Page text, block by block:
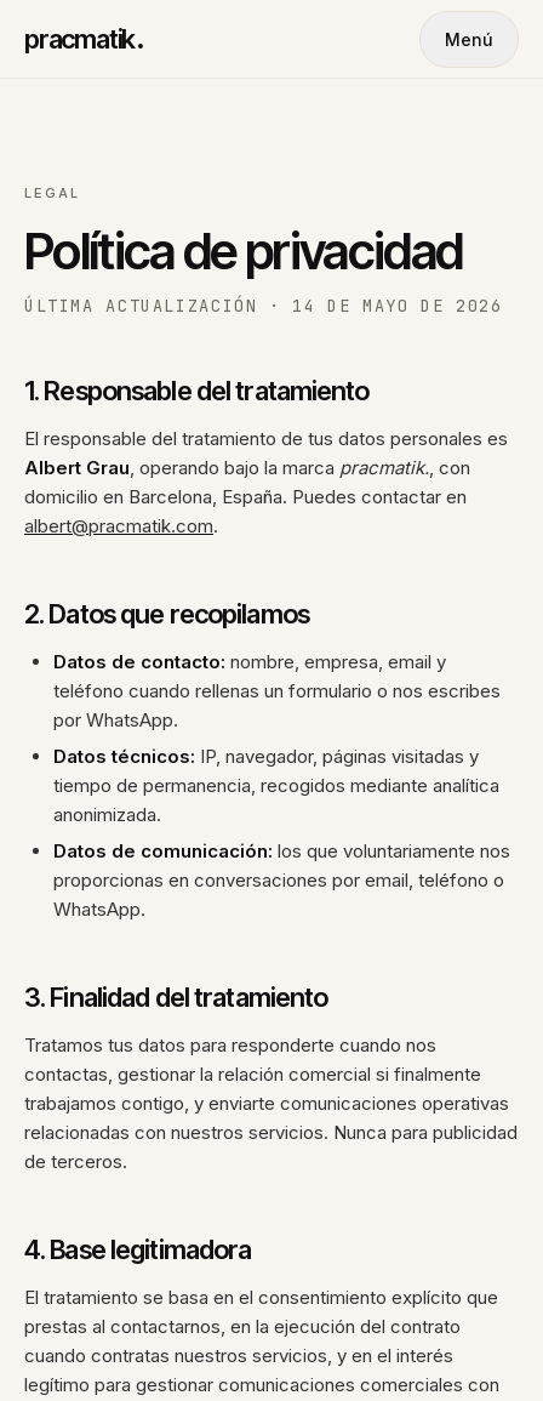
pracmatik. Menú
LEGAL
Política de privacidad
ÚLTIMA ACTUALIZACIÓN · 14 DE MAYO DE 2026
1. Responsable del tratamiento
El responsable del tratamiento de tus datos personales es
Albert Grau, operando bajo la marca pracmatik., con
domicilio en Barcelona, España. Puedes contactar en
albert@pracmatik.com.
2. Datos que recopilamos
Datos de contacto: nombre, empresa, email y
teléfono cuando rellenas un formulario o nos escribes
por WhatsApp.
Datos técnicos: IP, navegador, páginas visitadas y
tiempo de permanencia, recogidos mediante analítica
anonimizada.
Datos de comunicación: los que voluntariamente nos
proporcionas en conversaciones por email, teléfono o
WhatsApp.
3. Finalidad del tratamiento
Tratamos tus datos para responderte cuando nos
contactas, gestionar la relación comercial si finalmente
trabajamos contigo, y enviarte comunicaciones operativas
relacionadas con nuestros servicios. Nunca para publicidad
de terceros.
4. Base legitimadora
El tratamiento se basa en el consentimiento explícito que
prestas al contactarnos, en la ejecución del contrato
cuando contratas nuestros servicios, y en el interés
legítimo para gestionar comunicaciones comerciales con